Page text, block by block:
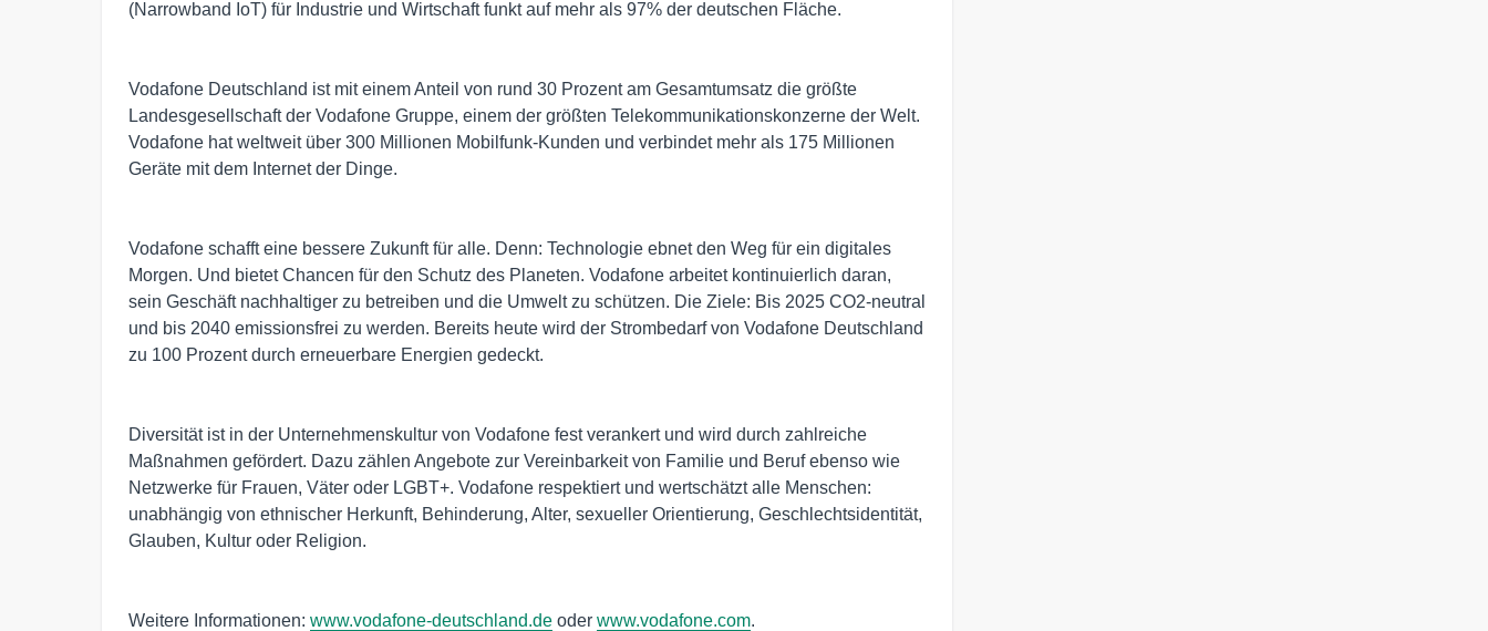
(Narrowband IoT) für Industrie und Wirtschaft funkt auf mehr als 97% der deutschen Fläche.
Vodafone Deutschland ist mit einem Anteil von rund 30 Prozent am Gesamtumsatz die größte
Landesgesellschaft der Vodafone Gruppe, einem der größten Telekommunikationskonzerne der Welt.
Vodafone hat weltweit über 300 Millionen Mobilfunk-Kunden und verbindet mehr als 175 Millionen
Geräte mit dem Internet der Dinge.
Vodafone schafft eine bessere Zukunft für alle. Denn: Technologie ebnet den Weg für ein digitales
Morgen. Und bietet Chancen für den Schutz des Planeten. Vodafone arbeitet kontinuierlich daran,
sein Geschäft nachhaltiger zu betreiben und die Umwelt zu schützen. Die Ziele: Bis 2025 CO2-neutral
und bis 2040 emissionsfrei zu werden. Bereits heute wird der Strombedarf von Vodafone Deutschland
zu 100 Prozent durch erneuerbare Energien gedeckt.
Diversität ist in der Unternehmenskultur von Vodafone fest verankert und wird durch zahlreiche
Maßnahmen gefördert. Dazu zählen Angebote zur Vereinbarkeit von Familie und Beruf ebenso wie
Netzwerke für Frauen, Väter oder LGBT+. Vodafone respektiert und wertschätzt alle Menschen:
unabhängig von ethnischer Herkunft, Behinderung, Alter, sexueller Orientierung, Geschlechtsidentität,
Glauben, Kultur oder Religion.
Weitere Informationen: www.vodafone-deutschland.de oder www.vodafone.com.